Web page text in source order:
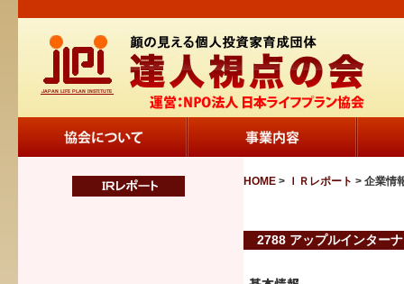
HOME > ＩＲレポート > 企業情
2788 アップルインター